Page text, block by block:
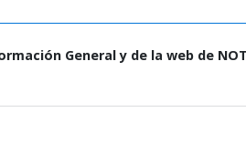
General y de la web de